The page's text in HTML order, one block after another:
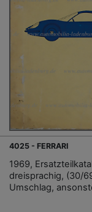
4025 - FERRARI
1969,
dreisprachig, (30/
Umschlag,